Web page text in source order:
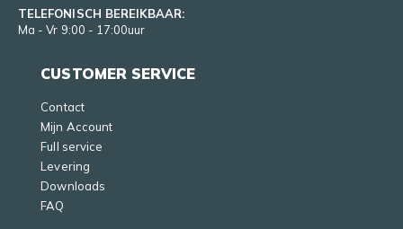
TELEFONISCH BEREIKBAAR:
Ma - Vr 9:00 - 17:00uur
CUSTOMER SERVICE
Contact
Mijn Account
Full service
Levering
Downloads
FAQ